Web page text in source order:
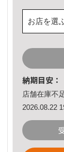
お店を選
納期目安：
店舗在庫不
2026.08.22